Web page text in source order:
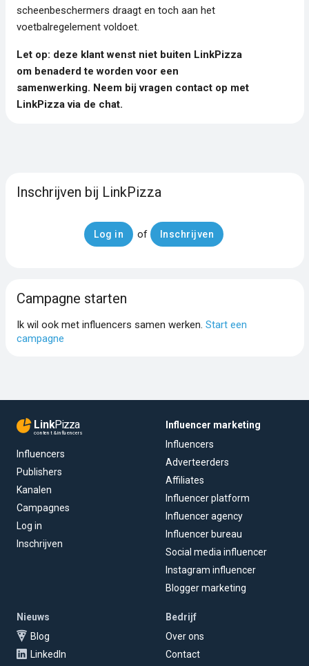
scheenbeschermers draagt en toch aan het
voetbalregelement voldoet.
Let op: deze klant wenst niet buiten LinkPizza
om benaderd te worden voor een
samenwerking. Neem bij vragen contact op met
LinkPizza via de chat.
Inschrijven bij LinkPizza
Log in of Inschrijven
Campagne starten
Ik wil ook met influencers samen werken. Start een
campagne
LinkPizza
content & influencers
Influencers
Publishers
Kanalen
Campagnes
Log in
Inschrijven
Influencer marketing
Influencers
Adverteerders
Affiliates
Influencer platform
Influencer agency
Influencer bureau
Social media influencer
Instagram influencer
Blogger marketing
Nieuws
Blog
LinkedIn
Bedrijf
Over ons
Contact